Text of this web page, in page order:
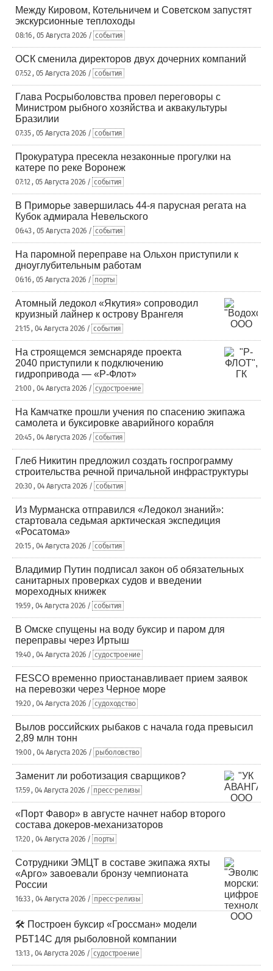
Между Кировом, Котельничем и Советском запустят
экскурсионные теплоходы
08:16 , 05 Августа 2026 / события
ОСК сменила директоров двух дочерних компаний
07:52 , 05 Августа 2026 / события
Глава Росрыболовства провел переговоры с
Министром рыбного хозяйства и аквакультуры
Бразилии
07:35 , 05 Августа 2026 / события
Прокуратура пресекла незаконные прогулки на
катере по реке Воронеж
07:12 , 05 Августа 2026 / события
В Приморье завершилась 44-я парусная регата на
Кубок адмирала Невельского
06:43 , 05 Августа 2026 / события
На паромной переправе на Ольхон приступили к
дноуглубительным работам
06:16 , 05 Августа 2026 / порты
Атомный ледокол «Якутия» сопроводил
круизный лайнер к острову Врангеля
21:15 , 04 Августа 2026 / события
На строящемся земснаряде проекта
2040 приступили к подключению
гидропривода — «Р-Флот»
21:00 , 04 Августа 2026 / судостроение
На Камчатке прошли учения по спасению экипажа
самолета и буксировке аварийного корабля
20:45 , 04 Августа 2026 / события
Глеб Никитин предложил создать госпрограмму
строительства речной причальной инфраструктуры
20:30 , 04 Августа 2026 / события
Из Мурманска отправился «Ледокол знаний»:
стартовала седьмая арктическая экспедиция
«Росатома»
20:15 , 04 Августа 2026 / события
Владимир Путин подписал закон об обязательных
санитарных проверках судов и введении
мореходных книжек
19:59 , 04 Августа 2026 / события
В Омске спущены на воду буксир и паром для
переправы через Иртыш
19:40 , 04 Августа 2026 / судостроение
FESCO временно приостанавливает прием заявок
на перевозки через Черное море
19:20 , 04 Августа 2026 / судоходство
Вылов российских рыбаков с начала года превысил
2,89 млн тонн
19:00 , 04 Августа 2026 / рыболовство
Заменит ли роботизация сварщиков?
17:59 , 04 Августа 2026 / пресс-релизы
«Порт Фавор» в августе начнет набор второго
состава докеров-механизаторов
17:20 , 04 Августа 2026 / порты
Сотрудники ЭМЦТ в составе экипажа яхты
«Арго» завоевали бронзу чемпионата
России
16:33 , 04 Августа 2026 / пресс-релизы
🛠️ Построен буксир «Гроссман» модели
РБТ14С для рыболовной компании
13:13 , 04 Августа 2026 / судостроение